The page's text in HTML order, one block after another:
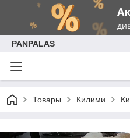
PANPALAS
Товары Килими